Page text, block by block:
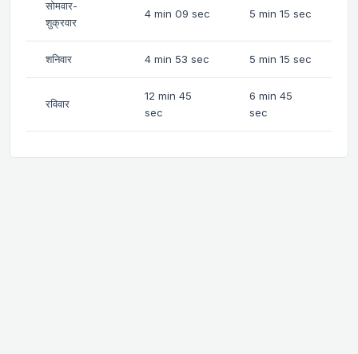
सोमवार-
शुक्रवार
4 min 09 sec 5 min 15 sec
शनिवार 4 min 53 sec 5 min 15 sec
रविवार
12 min 45
sec
6 min 45
sec